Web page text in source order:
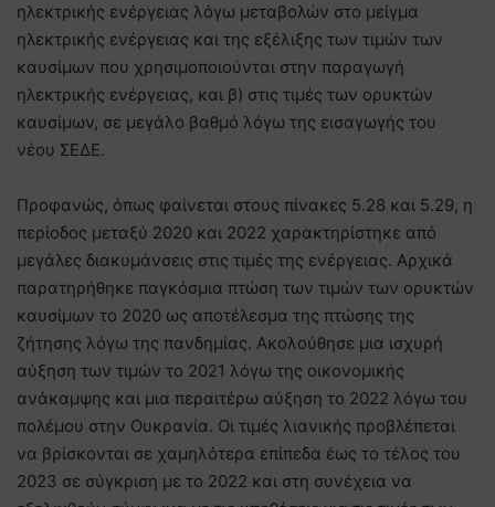
ηλεκτρικής ενέργειας λόγω μεταβολών στο μείγμα
ηλεκτρικής ενέργειας και της εξέλιξης των τιμών των
καυσίμων που χρησιμοποιούνται στην παραγωγή
ηλεκτρικής ενέργειας, και β) στις τιμές των ορυκτών
καυσίμων, σε μεγάλο βαθμό λόγω της εισαγωγής του
νέου ΣΕΔΕ.
Προφανώς, όπως φαίνεται στους πίνακες 5.28 και 5.29, η
περίοδος μεταξύ 2020 και 2022 χαρακτηρίστηκε από
μεγάλες διακυμάνσεις στις τιμές της ενέργειας. Αρχικά
παρατηρήθηκε παγκόσμια πτώση των τιμών των ορυκτών
καυσίμων το 2020 ως αποτέλεσμα της πτώσης της
ζήτησης λόγω της πανδημίας. Ακολούθησε μια ισχυρή
αύξηση των τιμών το 2021 λόγω της οικονομικής
ανάκαμψης και μια περαιτέρω αύξηση το 2022 λόγω του
πολέμου στην Ουκρανία. Οι τιμές λιανικής προβλέπεται
να βρίσκονται σε χαμηλότερα επίπεδα έως το τέλος του
2023 σε σύγκριση με το 2022 και στη συνέχεια να